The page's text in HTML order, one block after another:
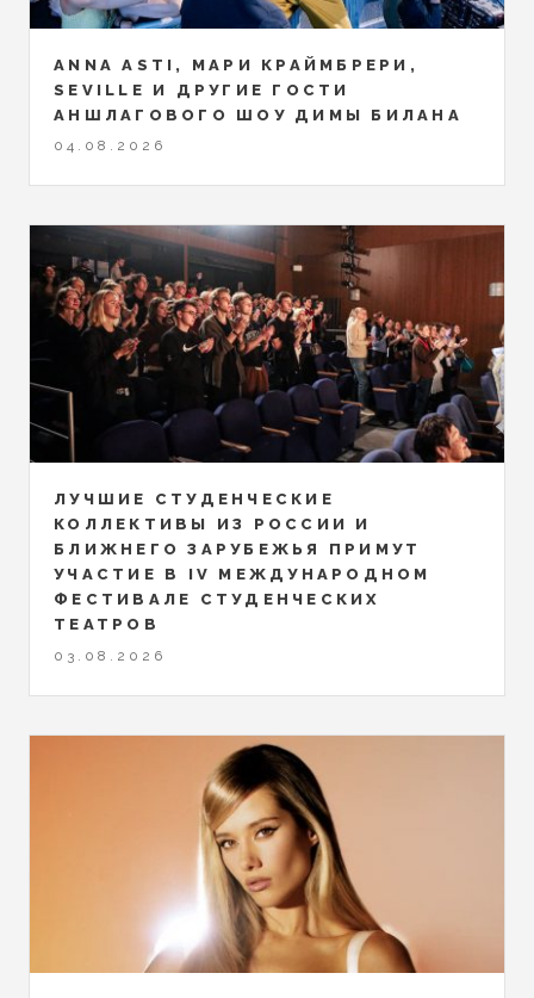
ANNA ASTI, МАРИ КРАЙМБРЕРИ,
SEVILLE И ДРУГИЕ ГОСТИ
АНШЛАГОВОГО ШОУ ДИМЫ БИЛАНА
04.08.2026
ЛУЧШИЕ СТУДЕНЧЕСКИЕ
КОЛЛЕКТИВЫ ИЗ РОССИИ И
БЛИЖНЕГО ЗАРУБЕЖЬЯ ПРИМУТ
УЧАСТИЕ В IV МЕЖДУНАРОДНОМ
ФЕСТИВАЛЕ СТУДЕНЧЕСКИХ
ТЕАТРОВ
03.08.2026